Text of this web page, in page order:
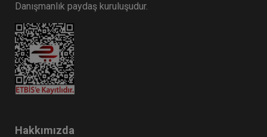
Danışmanlık paydaş kuruluşudur.
Hakkımızda